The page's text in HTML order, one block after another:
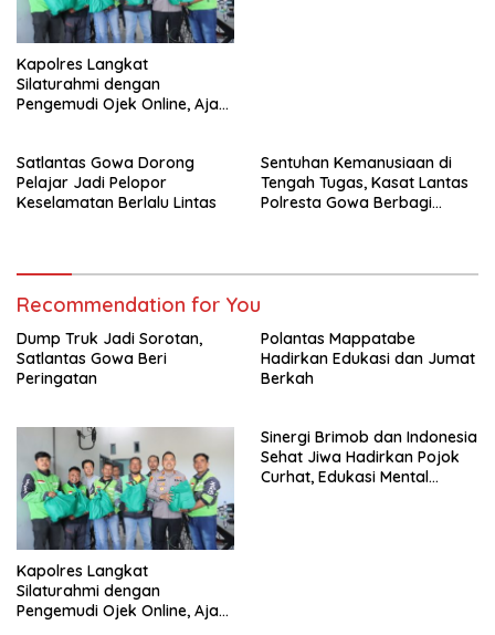
Kapolres Langkat
Silaturahmi dengan
Pengemudi Ojek Online, Ajak
Satlantas Gowa Dorong
Pelajar Jadi Pelopor
Keselamatan Berlalu Lintas
Sentuhan Kemanusiaan di
Tengah Tugas, Kasat Lantas
Polresta Gowa Berbagi
Recommendation for You
Dump Truk Jadi Sorotan,
Satlantas Gowa Beri
Peringatan
Polantas Mappatabe
Hadirkan Edukasi dan Jumat
Berkah
Kapolres Langkat
Silaturahmi dengan
Pengemudi Ojek Online, Ajak
Sinergi Brimob dan Indonesia
Sehat Jiwa Hadirkan Pojok
Curhat, Edukasi Mental